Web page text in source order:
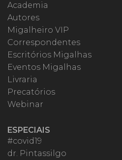
Academia
Autores
Migalheiro VIP
Correspondentes
Escritórios Migalhas
Eventos Migalhas
Livraria
Precatórios
Webinar
ESPECIAIS
#covid19
dr. Pintassilgo